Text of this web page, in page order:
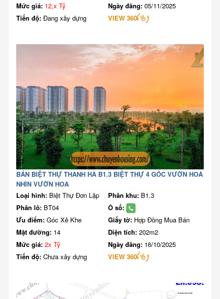
Mức giá: 12,x Tỷ Ngày đăng: 05/11/2025
Tiến độ: Đang xây dựng VIEW 360
BÁN BIỆT THỰ THANH HÀ B1.3 BIỆT THỰ 4 GÓC VƯỜN HOÀ
NHÌN VƯỜN HOA
Loại hình: Biệt Thự Đơn Lập Phân khu: B1.3
Phân lô: BT04
Ô số:
Ưu điểm: Góc Xẻ Khe Giấy tờ: Hợp Đồng Mua Bán
Mặt đường: 14 Diện tích: 202m2
Mức giá: 2x Tỷ Ngày đăng: 16/10/2025
Tiến độ: Chưa xây dựng VIEW 360